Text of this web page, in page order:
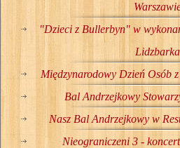
"Dzieci z Bullerbyn" w
Lidzbarka
Międzynarodowy Dzień Osób
Bal Andrzejkowy
Nasz Bal Andrzejkowy w
Nieograniczeni 3 -